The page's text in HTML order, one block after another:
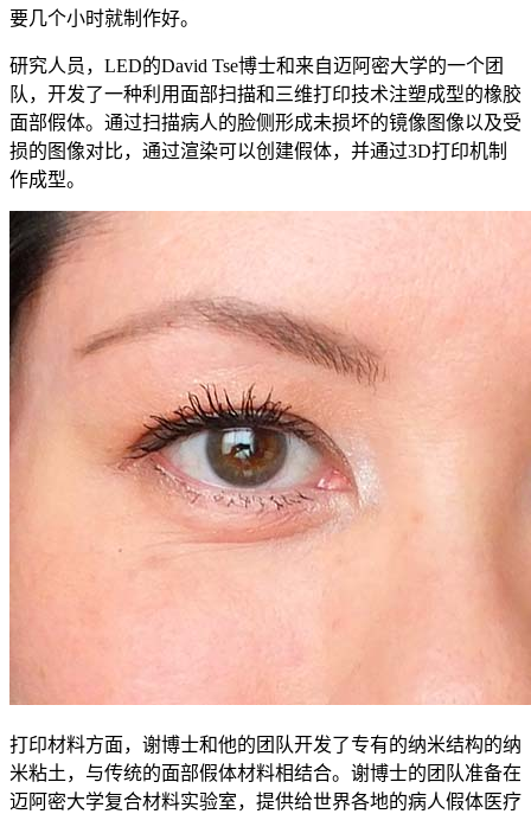
要几个小时就制作好。
研究人员，LED的David Tse博士和来自迈阿密大学的一个团
队，开发了一种利用面部扫描和三维打印技术注塑成型的橡胶
面部假体。通过扫描病人的脸侧形成未损坏的镜像图像以及受
损的图像对比，通过渲染可以创建假体，并通过3D打印机制
作成型。
打印材料方面，谢博士和他的团队开发了专有的纳米结构的纳
米粘土，与传统的面部假体材料相结合。谢博士的团队准备在
迈阿密大学复合材料实验室，提供给世界各地的病人假体医疗